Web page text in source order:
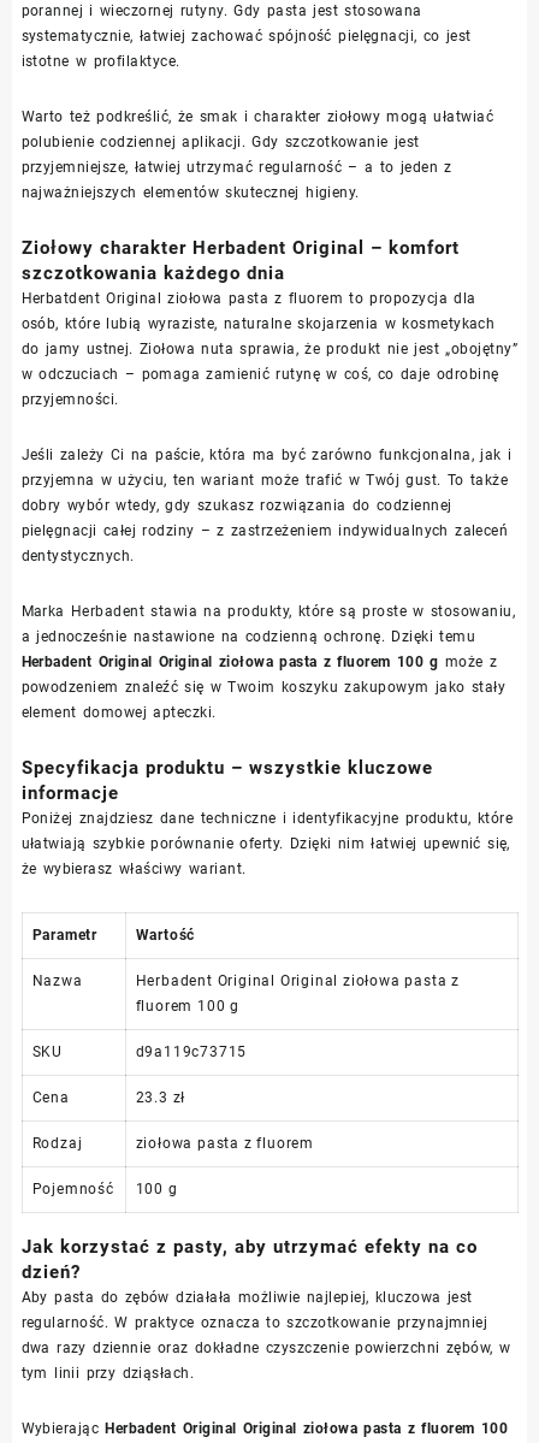
porannej i wieczornej rutyny. Gdy pasta jest stosowana
systematycznie, łatwiej zachować spójność pielęgnacji, co jest
istotne w profilaktyce.
Warto też podkreślić, że smak i charakter ziołowy mogą ułatwiać
polubienie codziennej aplikacji. Gdy szczotkowanie jest
przyjemniejsze, łatwiej utrzymać regularność – a to jeden z
najważniejszych elementów skutecznej higieny.
Ziołowy charakter Herbadent Original – komfort
szczotkowania każdego dnia
Herbatdent Original ziołowa pasta z fluorem to propozycja dla
osób, które lubią wyraziste, naturalne skojarzenia w kosmetykach
do jamy ustnej. Ziołowa nuta sprawia, że produkt nie jest „obojętny”
w odczuciach – pomaga zamienić rutynę w coś, co daje odrobinę
przyjemności.
Jeśli zależy Ci na paście, która ma być zarówno funkcjonalna, jak i
przyjemna w użyciu, ten wariant może trafić w Twój gust. To także
dobry wybór wtedy, gdy szukasz rozwiązania do codziennej
pielęgnacji całej rodziny – z zastrzeżeniem indywidualnych zaleceń
dentystycznych.
Marka Herbadent stawia na produkty, które są proste w stosowaniu,
a jednocześnie nastawione na codzienną ochronę. Dzięki temu
Herbadent Original Original ziołowa pasta z fluorem 100 g może z
powodzeniem znaleźć się w Twoim koszyku zakupowym jako stały
element domowej apteczki.
Specyfikacja produktu – wszystkie kluczowe
informacje
Poniżej znajdziesz dane techniczne i identyfikacyjne produktu, które
ułatwiają szybkie porównanie oferty. Dzięki nim łatwiej upewnić się,
że wybierasz właściwy wariant.
Parametr Wartość
Nazwa
Herbadent Original Original ziołowa pasta z
fluorem 100 g
SKU d9a119c73715
Cena 23.3 zł
Rodzaj ziołowa pasta z fluorem
Pojemność 100 g
Jak korzystać z pasty, aby utrzymać efekty na co
dzień?
Aby pasta do zębów działała możliwie najlepiej, kluczowa jest
regularność. W praktyce oznacza to szczotkowanie przynajmniej
dwa razy dziennie oraz dokładne czyszczenie powierzchni zębów, w
tym linii przy dziąsłach.
WybierającHerbadent Original Original ziołowa pasta z fluorem 100